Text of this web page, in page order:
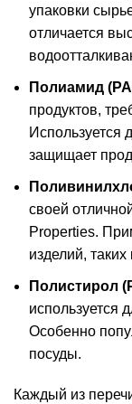
упаковки
отличается
Полиамид
продуктов,
Используется
защищает
своей
Properties.
изделий, таких
Полистирол
используется
Особенно
посуды.
Каждый из